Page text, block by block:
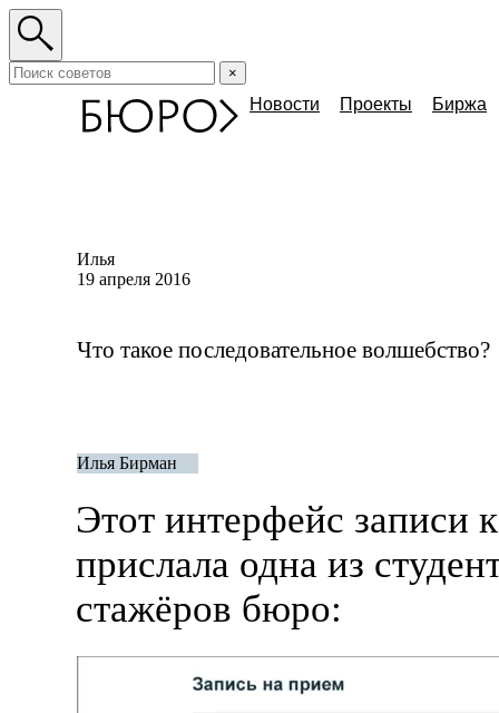
×
Новости Проекты Биржа
Илья
19 апреля 2016
Что такое последовательное волшебство?
Илья Бирман
Этот интерфейс записи
прислала одна из
стажёров бюро: